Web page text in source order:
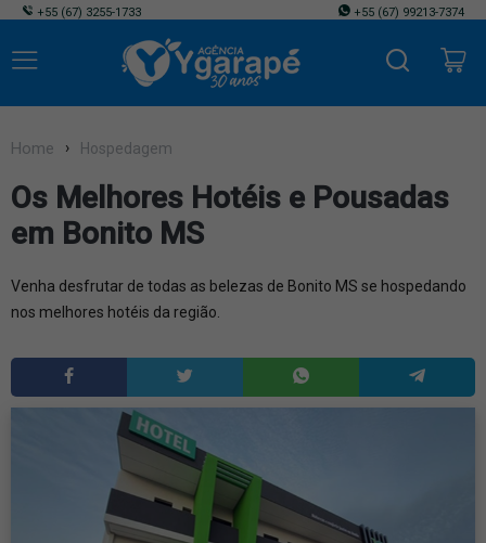
+55 (67) 3255-1733 +55 (67) 99213-7374
Home Hospedagem
Os Melhores Hotéis e Pousadas
em Bonito MS
Venha desfrutar de todas as belezas de Bonito MS se hospedando
nos melhores hotéis da região.